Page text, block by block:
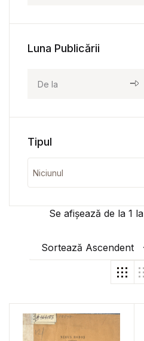
Se afișează de la 1 la
Sortează Ascendent
Luna Publicării
Tipul